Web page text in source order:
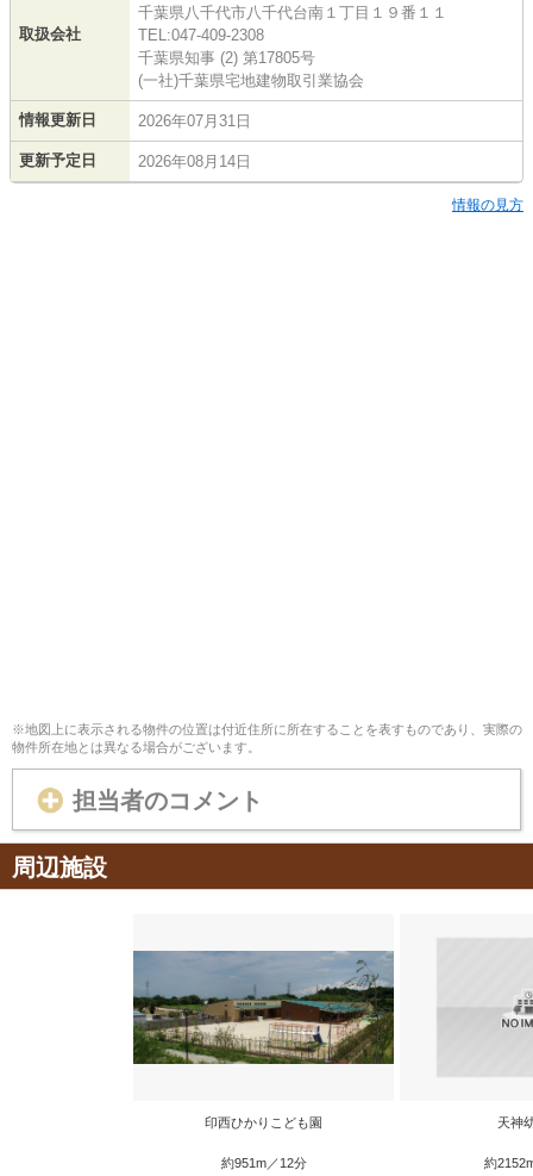
取扱会社
千葉県八千代市八千代台南１丁目１９番１１
TEL:047-409-2308
千葉県知事 (2) 第17805号
(一社)千葉県宅地建物取引業協会
情報更新日 2026年07月31日
更新予定日 2026年08月14日
情報の見方
※地図上に表示される物件の位置は付近住所に所在することを表すものであり、実際の
物件所在地とは異なる場合がございます。
担当者のコメント
周辺施設
印西ひかりこども園
約951m／12分
天神
約